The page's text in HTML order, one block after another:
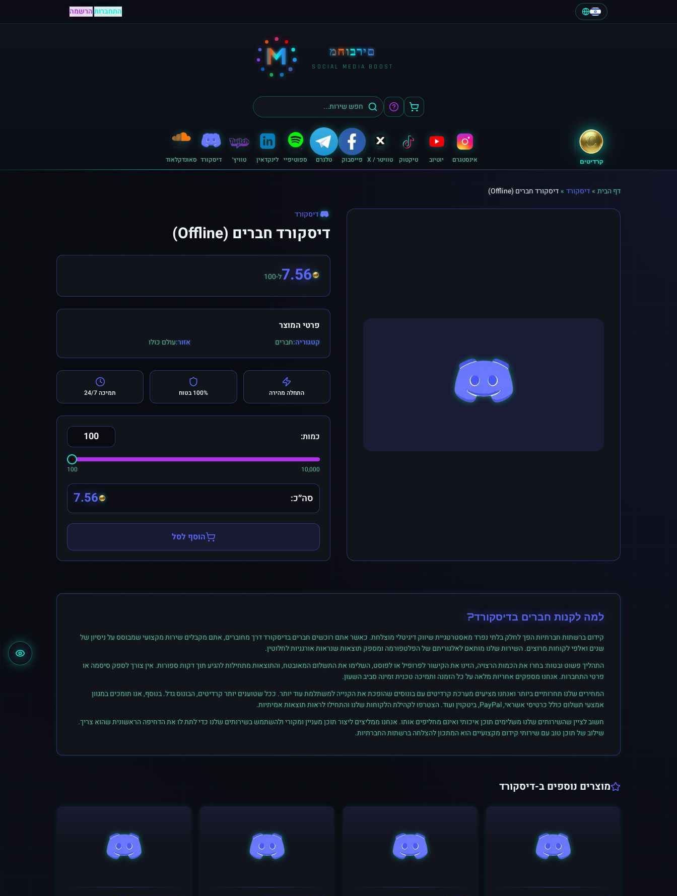
התחברות|הרשמה
M מחוברים
SOCIAL MEDIA BOOST
קרדיטים אינסטגרם יוטיוב טיקטוק טוויטר / X פייסבוק טלגרם ספוטיפיי לינקדאין טוויץ׳ דיסקורד סאונדקלאוד
דף הבית »דיסקורד »דיסקורד חברים (Offline)
דיסקורד
דיסקורד חברים (Offline)
7.56ל-100
פרטי המוצר
קטגוריה:חברים אזור:עולם כולו
התחלה מהירה 100% בטוח תמיכה 24/7
כמות:
100 10,000
סה״כ: 7.56
הוסף לסל
למה לקנות חברים בדיסקורד?
קידום ברשתות חברתיות הפך לחלק בלתי נפרד מאסטרטגיית שיווק דיגיטלי מוצלחת. כאשר אתם רוכשים חבריםבדיסקורדדרך מחוברים, אתם מקבלים שירות מקצועי שמבוסס על ניסיון של
שנים ואלפי לקוחות מרוצים. השירות שלנו מותאם לאלגוריתם של הפלטפורמה ומספק תוצאות שנראות אורגניות לחלוטין.
התהליך פשוט ובטוח: בחרו את הכמות הרצויה, הזינו את הקישור לפרופיל או לפוסט, השלימו את התשלום המאובטח, והתוצאות מתחילות להגיע תוך דקות ספורות. אין צורך לספק סיסמה או
פרטי התחברות. אנחנו מספקים אחריות מלאה על כל הזמנה ותמיכה טכנית זמינה סביב השעון.
המחירים שלנו תחרותיים ביותר ואנחנו מציעים מערכת קרדיטים עם בונוסים שהופכת את הקנייה למשתלמת עוד יותר. ככל שטוענים יותר קרדיטים, הבונוס גדל. בנוסף, אנו תומכים במגוון
אמצעי תשלום כולל כרטיסי אשראי, PayPal, ביטקוין ועוד. הצטרפו לקהילת הלקוחות שלנו והתחילו לראות תוצאות אמיתיות.
חשוב לציין שהשירותים שלנו משלימים תוכן איכותי ואינם מחליפים אותו. אנחנו ממליצים ליצור תוכן מעניין ומקורי ולהשתמש בשירותים שלנו כדי לתת לו את הדחיפה הראשונית שהוא צריך.
שילוב של תוכן טוב עם שירותי קידום מקצועיים הוא המתכון להצלחה ברשתות החברתיות.
מוצרים נוספים ב-דיסקורד